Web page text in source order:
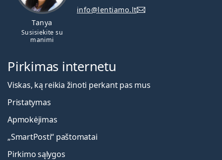
Tanya
Susisiekite su
manimi
info@lentiamo.lt
Pirkimas internetu
Viskas, ką reikia žinoti perkant pas mus
Pristatymas
Apmokėjimas
„SmartPosti“ paštomatai
Pirkimo sąlygos